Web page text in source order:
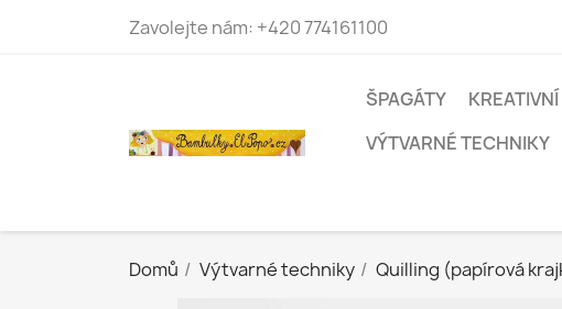
Zavolejte nám: +420 774161100
ŠPAGÁTY
VÝTVARNÉ TECHNIKY
Domů Výtvarné techniky Quilling (papírová